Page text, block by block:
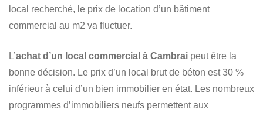
local recherché, le prix de location d’un bâtiment
commercial au m2 va fluctuer.
L’achat d’un local commercial à Cambrai peut être la
bonne décision. Le prix d’un local brut de béton est 30 %
inférieur à celui d’un bien immobilier en état. Les nombreux
programmes d’immobiliers neufs permettent aux